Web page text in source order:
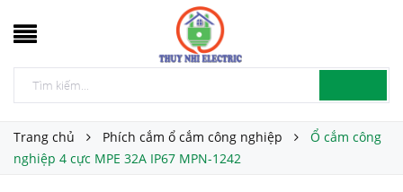
Trang chủ Phích cắm ổ cắm công nghiệp
Ổ cắm công
nghiệp 4 cực MPE 32A IP67 MPN-1242